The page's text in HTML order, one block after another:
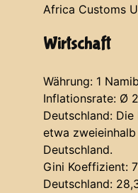
Africa Customs
Wirtschaft
Währung: 1
Inflationsrate: Ø
Deutschland:
etwa
Deutschland.
Gini Koeffizient:
Deutschland: